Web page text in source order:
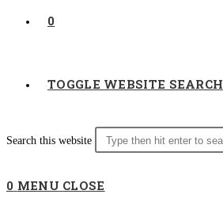
0
TOGGLE WEBSITE SEARCH
Search this website
0 MENU CLOSE